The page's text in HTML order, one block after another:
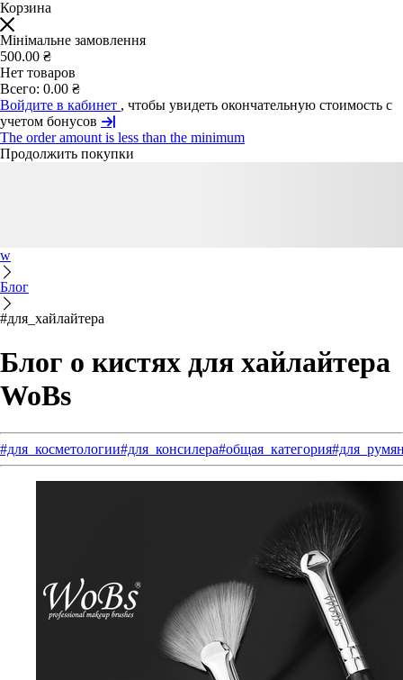
Корзина
Мінімальне замовлення
500.00 ₴
Нет товаров
Всего: 0.00 ₴
Войдите в кабинет , чтобы увидеть окончательную стоимость с
учетом бонусов
The order amount is less than the minimum
Продолжить покупки
w
Блог
#для_хайлайтера
Блог о кистях для хайлайтера
WoBs
#для_косметологии#для_консилера#общая_категория